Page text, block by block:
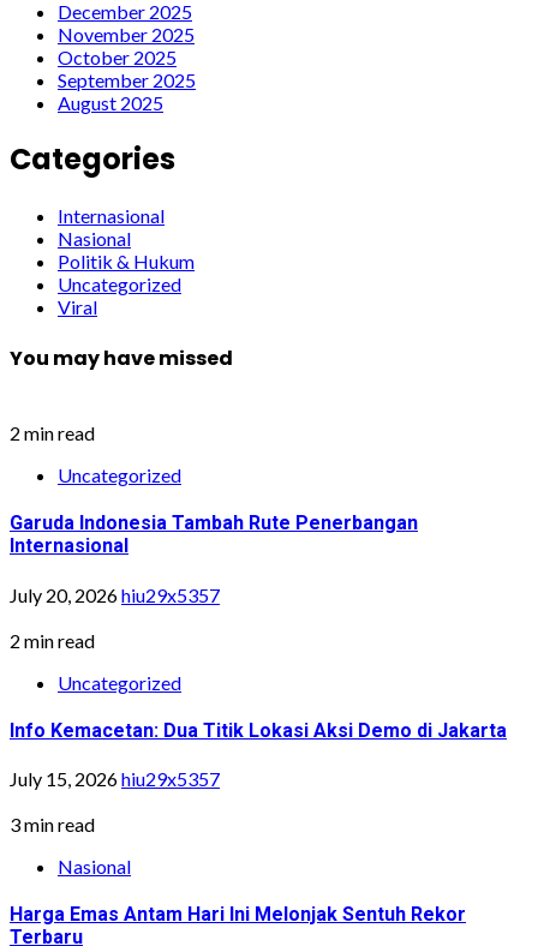
December 2025
November 2025
October 2025
September 2025
August 2025
Categories
Internasional
Nasional
Politik & Hukum
Uncategorized
Viral
You may have missed
2 min read
Uncategorized
Garuda Indonesia Tambah Rute Penerbangan
Internasional
July 20, 2026hiu29x5357
2 min read
Uncategorized
Info Kemacetan: Dua Titik Lokasi Aksi Demo di Jakarta
July 15, 2026hiu29x5357
3 min read
Nasional
Harga Emas Antam Hari Ini Melonjak Sentuh Rekor
Terbaru